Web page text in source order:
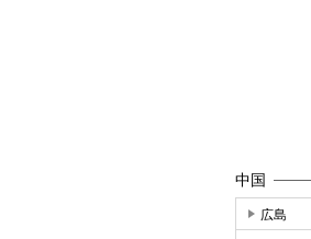
中国
広島